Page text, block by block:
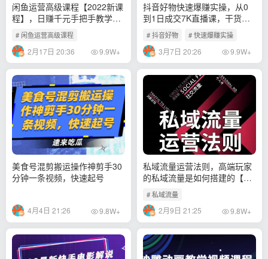
闲鱼运营高级课程【2022新课
程】，日赚千元手把手教学，
教程内容非常凝练
# 闲鱼运营高级课程
2月17日 20:36 9.9W+
抖音好物快速爆赚实操，从0
到1日成交7K直播课，干货满
# 抖音好物 # 快速爆赚实操
3月7日 20:26 9.9W+
美食号混剪搬运操作神剪手30
分钟一条视频，快速起号
4月4日 21:26 9.8W+
私域流量运营法则，高端玩家
的私域流量是如何搭建的【视
频课程】
# 私域流量
2月9日 21:25 9.8W+